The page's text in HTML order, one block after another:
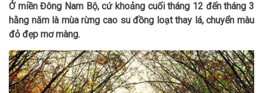
Ở miền Đông Nam Bộ, cứ khoảng cuối tháng 12 đến tháng 3
hằng năm là mùa rừng cao su đồng loạt thay lá, chuyển màu
đỏ đẹp mơ màng.